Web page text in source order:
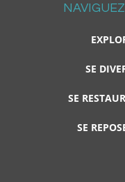
SE
SE
SE